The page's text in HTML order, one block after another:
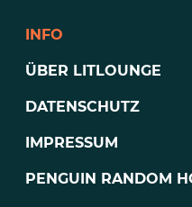
INFO
ÜBER LITLOUNGE
DATENSCHUTZ
IMPRESSUM
PENGUIN RANDOM